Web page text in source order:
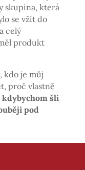
skupina, která
se vžít do
celý
produkt
kdo je můj
proč vlastně
kdybychom šli
pod